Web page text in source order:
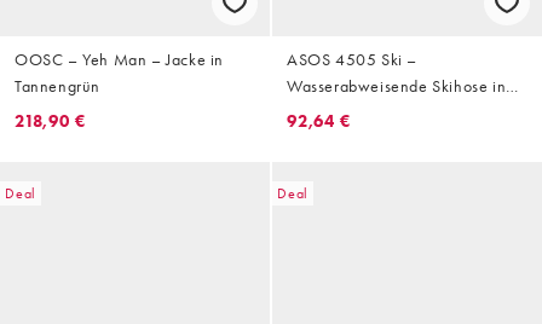
OOSC – Yeh Man – Jacke in
Tannengrün
218,90 €
ASOS 4505 Ski –
Wasserabweisende Skihose in
Schwarz mit geradem Schnitt
92,64 €
Deal Deal